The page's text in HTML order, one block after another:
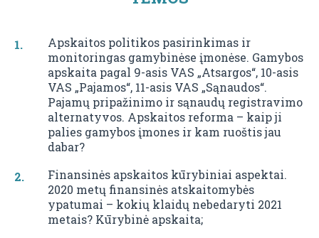
Apskaitos politikos pasirinkimas ir
monitoringas gamybinėse įmonėse. Gamybos
apskaita pagal 9-asis VAS „Atsargos“, 10-asis
VAS „Pajamos“, 11-asis VAS „Sąnaudos“.
Pajamų pripažinimo ir sąnaudų registravimo
alternatyvos. Apskaitos reforma – kaip ji
palies gamybos įmones ir kam ruoštis jau
dabar?
Finansinės apskaitos kūrybiniai aspektai.
2020 metų finansinės atskaitomybės
ypatumai – kokių klaidų nebedaryti 2021
metais? Kūrybinė apskaita;